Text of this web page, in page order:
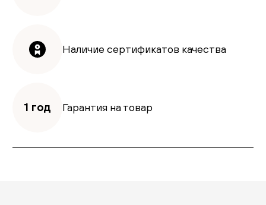
Наличие сертификатов качества
1 год Гарантия на товар